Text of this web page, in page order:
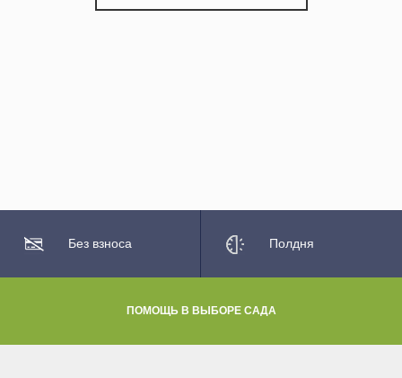
Без взноса Полдня
ПОМОЩЬ В ВЫБОРЕ САДА